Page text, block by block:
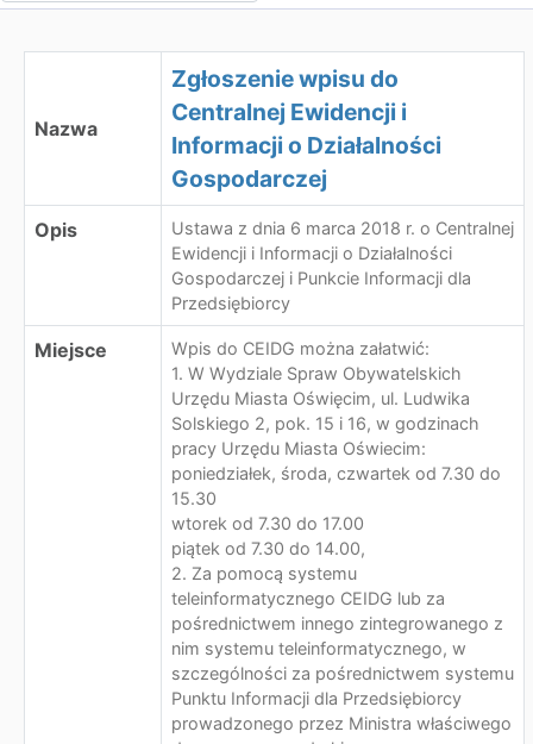
Nazwa
Zgłoszenie wpisu do
Centralnej Ewidencji i
Informacji o Działalności
Gospodarczej
Opis
Ustawa z dnia 6 marca 2018 r. o Centralnej
Ewidencji i Informacji o Działalności
Gospodarczej i Punkcie Informacji dla
Przedsiębiorcy
Miejsce
Wpis do CEIDG można załatwić:
1. W Wydziale Spraw Obywatelskich
Urzędu Miasta Oświęcim, ul. Ludwika
Solskiego 2, pok. 15 i 16, w godzinach
pracy Urzędu Miasta Oświecim:
poniedziałek, środa, czwartek od 7.30 do
15.30
wtorek od 7.30 do 17.00
piątek od 7.30 do 14.00,
2. Za pomocą systemu
teleinformatycznego CEIDG lub za
pośrednictwem innego zintegrowanego z
nim systemu teleinformatycznego, w
szczególności za pośrednictwem systemu
Punktu Informacji dla Przedsiębiorcy
prowadzonego przez Ministra właściwego